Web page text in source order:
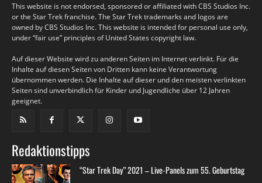
This website is not endorsed, sponsored or affiliated with CBS Studios Inc.
or the Star Trek franchise. The Star Trek trademarks and logos are
owned by CBS Studios Inc. This website is intended for personal use only,
under “fair use” principles of United States copyright law.
Auf dieser Website wird zu anderen Seiten im Internet verlinkt. Für die
Inhalte auf diesen Seiten von Dritten kann keine Verantwortung
übernommen werden. Die Inhalte auf dieser und den meisten verlinkten
Seiten sind unverbindlich für Kinder und Jugendliche über 12 Jahren
geeignet.
Redaktionstipps
“Star Trek Day” 2021 – Live-Panels zum 55. Geburtstag